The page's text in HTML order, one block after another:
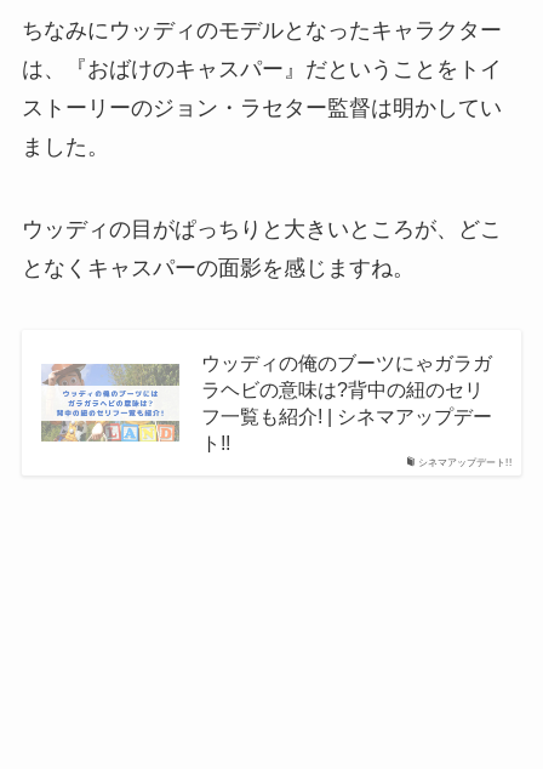
ちなみにウッディのモデルとなったキャラクター
は、『おばけのキャスパー』だということをトイ
ストーリーのジョン・ラセター監督は明かしてい
ました。
ウッディの目がぱっちりと大きいところが、どこ
となくキャスパーの面影を感じますね。
シネマアップデート!!
ウッディの俺のブーツにゃガラガ
ラヘビの意味は?背中の紐のセリ
フ一覧も紹介! | シネマアップデー
ト!!